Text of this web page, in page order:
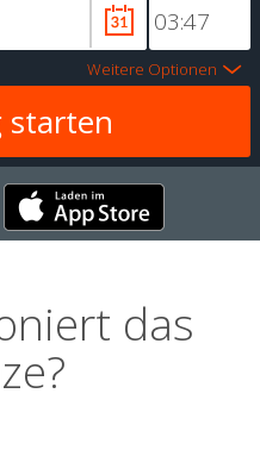
Weitere Optionen
das